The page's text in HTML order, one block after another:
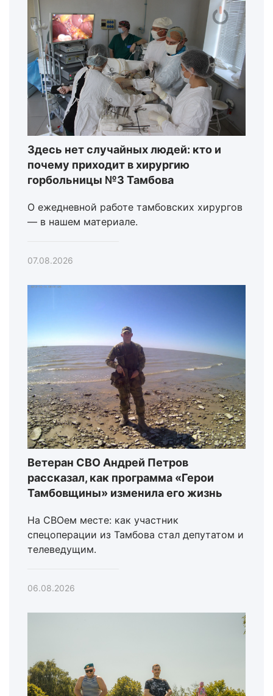
Здесь нет случайных людей: кто и
почему приходит в хирургию
горбольницы №3 Тамбова
О ежедневной работе тамбовских хирургов
— в нашем материале.
07.08.2026
Ветеран СВО Андрей Петров
рассказал, как программа «Герои
Тамбовщины» изменила его жизнь
На СВОем месте: как участник
спецоперации из Тамбова стал депутатом и
телеведущим.
06.08.2026